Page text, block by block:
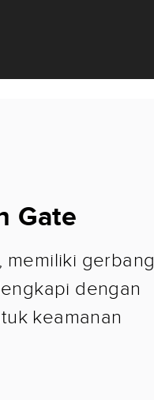
Gate
memiliki gerbang
dengan
keamanan